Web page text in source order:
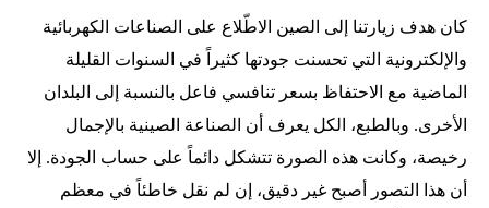
كان هدف زيارتنا إلى الصين الاطّلاع على الصناعات الكهربائية
والإلكترونية التي تحسنت جودتها كثيراً في السنوات القليلة
الماضية مع الاحتفاظ بسعر تنافسي فاعل بالنسبة إلى البلدان
الأخرى. وبالطبع، الكل يعرف أن الصناعة الصينية بالإجمال
رخيصة، وكانت هذه الصورة تتشكل دائماً على حساب الجودة. إلا
أن هذا التصور أصبح غير دقيق، إن لم نقل خاطئاً في معظم